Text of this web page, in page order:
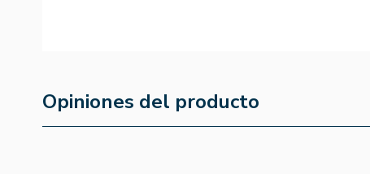
Opiniones del producto